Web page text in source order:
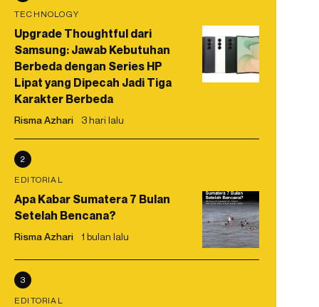
TECHNOLOGY
Upgrade Thoughtful dari
Samsung: Jawab Kebutuhan
Berbeda dengan Series HP
Lipat yang Dipecah Jadi Tiga
Karakter Berbeda
Risma Azhari 3 hari lalu
2
EDITORIAL
Apa Kabar Sumatera 7 Bulan
Setelah Bencana?
Risma Azhari 1 bulan lalu
3
EDITORIAL